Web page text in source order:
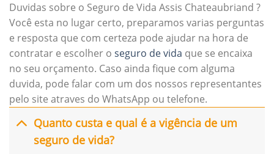
Duvidas sobre o Seguro de Vida Assis Chateaubriand ?
Você esta no lugar certo, preparamos varias perguntas
e resposta que com certeza pode ajudar na hora de
contratar e escolher o seguro de vida que se encaixa
no seu orçamento. Caso ainda fique com alguma
duvida, pode falar com um dos nossos representantes
pelo site atraves do WhatsApp ou telefone.
Quanto custa e qual é a vigência de um
seguro de vida?